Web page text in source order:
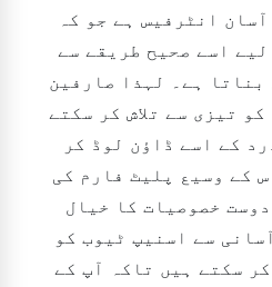
انٹرفیس ہے جو کہ
اسے صحیح طریقے سے
بناتا ہے۔ لہذا صارفین
تیزی سے تلاش کر سکتے
کے اسے ڈاؤن لوڈ کر
کے وسیع پلیٹ فارم کی
خصوصیات کا خیال
سے اسنیپ ٹیوب کو
سکتے ہیں تاکہ آپ کے